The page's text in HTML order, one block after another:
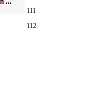
111
112